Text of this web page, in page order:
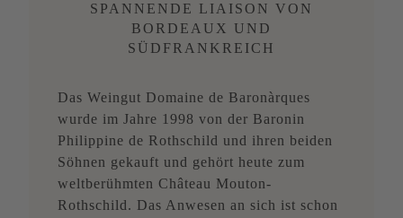
SPANNENDE LIAISON VON
BORDEAUX UND
SÜDFRANKREICH
Das Weingut Domaine de Baronàrques
wurde im Jahre 1998 von der Baronin
Philippine de Rothschild und ihren beiden
Söhnen gekauft und gehört heute zum
weltberühmten Château Mouton-
Rothschild. Das Anwesen an sich ist schon